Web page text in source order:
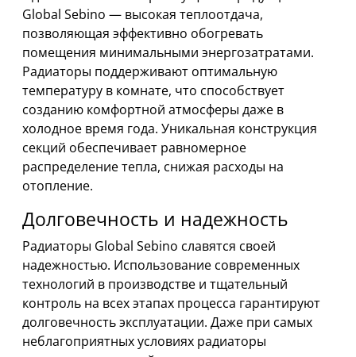
Global Sebino — высокая теплоотдача,
позволяющая эффективно обогревать
помещения минимальными энергозатратами.
Радиаторы поддерживают оптимальную
температуру в комнате, что способствует
созданию комфортной атмосферы даже в
холодное время года. Уникальная конструкция
секций обеспечивает равномерное
распределение тепла, снижая расходы на
отопление.
Долговечность и надежность
Радиаторы Global Sebino славятся своей
надежностью. Использование современных
технологий в производстве и тщательный
контроль на всех этапах процесса гарантируют
долговечность эксплуатации. Даже при самых
неблагоприятных условиях радиаторы